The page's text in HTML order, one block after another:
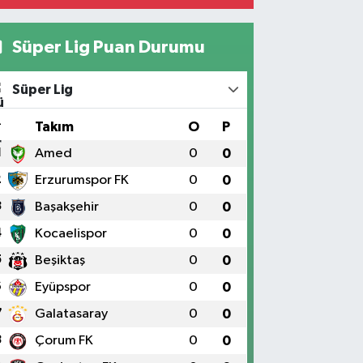
Süper Lig Puan Durumu
Süper Lig
Takım O P
Amed 0 0
Erzurumspor FK 0 0
Başakşehir 0 0
Kocaelispor 0 0
Beşiktaş 0 0
Eyüpspor 0 0
Galatasaray 0 0
Çorum FK 0 0